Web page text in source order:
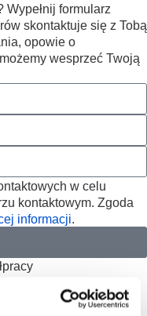
Wypełnij formularz
skontaktuje się z Tobą
opowie o
wesprzeć Twoją
w celu
kontaktowym. Zgoda
informacji.